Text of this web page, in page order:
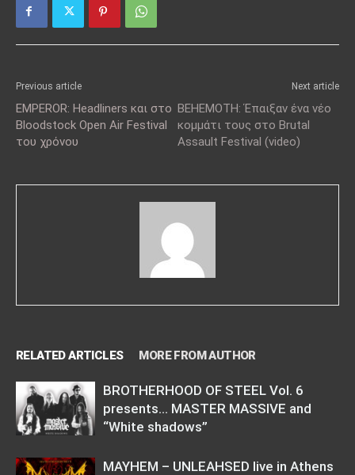
Previous article
EMPEROR: Headliners και στο
Bloodstock Open Air Festival
του χρόνου
Next article
BEHEMOTH: Έπαιξαν ένα νέο
κομμάτι τους στο Brutal
Assault Festival (video)
RELATED ARTICLES MORE FROM AUTHOR
BROTHERHOOD OF STEEL Vol. 6
presents… MASTER MASSIVE and
“White shadows”
MAYHEM – UNLEAHSED live in Athens